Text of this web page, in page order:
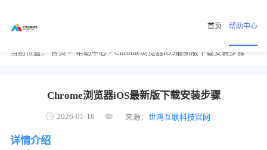
首页 帮助中心
当前位置： 首页 > 帮助中心 > Chrome浏览器iOS最新版下载安装步骤
Chrome浏览器iOS最新版下载安装步骤
2026-01-16 来源：世鸿互联科技官网
详情介绍